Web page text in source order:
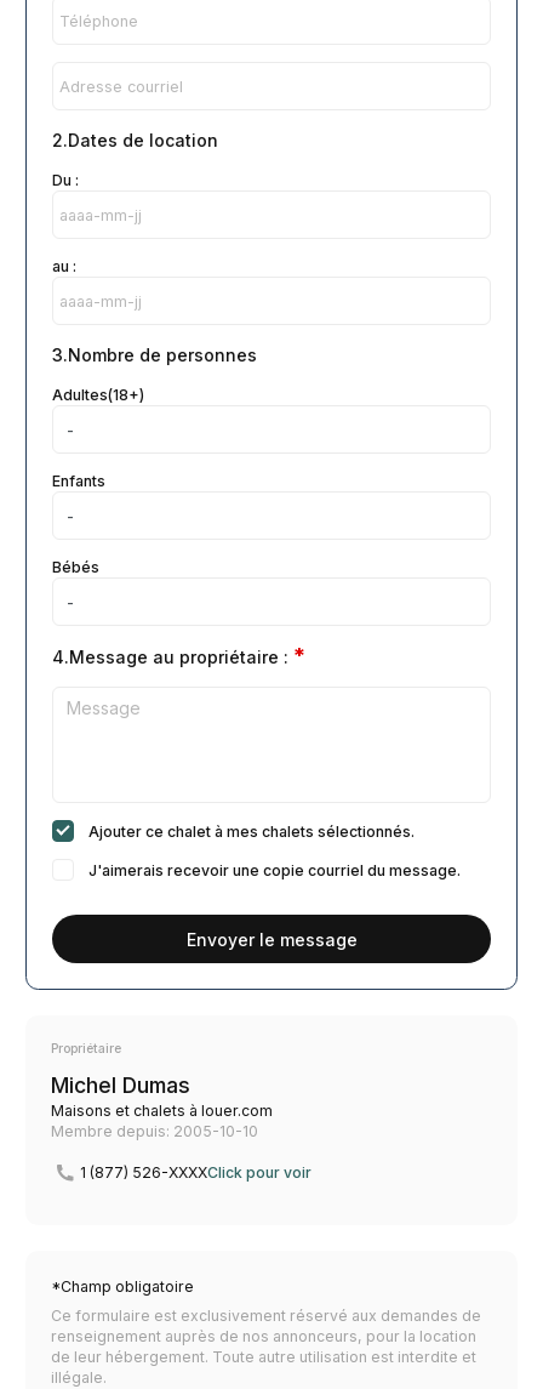
Propriétaire
Michel Dumas
Maisons et chalets à louer.com
Membre depuis: 2005-10-10
1 (877) 526-XXXXClick pour voir
*Champ obligatoire
Ce formulaire est exclusivement réservé aux demandes de
renseignement auprès de nos annonceurs, pour la location
de leur hébergement. Toute autre utilisation est interdite et
illégale.
2.Dates de location
Du :
au :
3.Nombre de personnes
Adultes(18+)
Enfants
Bébés
4.Message au propriétaire : *
Ajouter ce chalet à mes chalets sélectionnés.
J'aimerais recevoir une copie courriel du message.
Envoyer le message